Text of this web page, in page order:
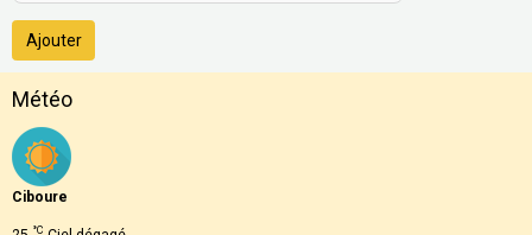
Ajouter
Météo
Ciboure
°C